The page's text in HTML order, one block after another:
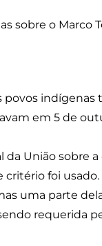
sobre o Marco
povos indígenas
em 5 de
da União sobre
critério foi usado.
uma parte
requerida